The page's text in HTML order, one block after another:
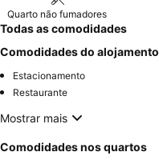
Quarto não fumadores
Todas as comodidades
Comodidades do alojamento
Estacionamento
Restaurante
Mostrar mais
Comodidades nos quartos